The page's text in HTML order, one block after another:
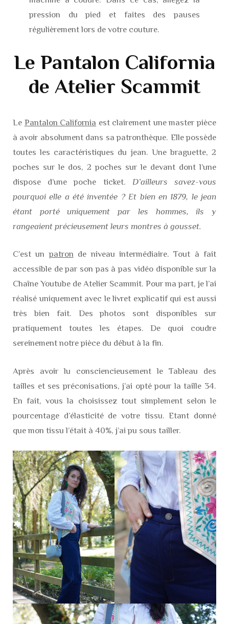
pression du pied et faites des pauses
régulièrement lors de votre couture.
Le Pantalon California
de Atelier Scammit
Le Pantalon California est clairement une master pièce
à avoir absolument dans sa patronthèque. Elle possède
toutes les caractéristiques du jean. Une braguette, 2
poches sur le dos, 2 poches sur le devant dont l’une
dispose d’une poche ticket. D’ailleurs savez-vous
pourquoi elle a été inventée ? Et bien en 1879, le jean
étant porté uniquement par les hommes, ils y
rangeaient précieusement leurs montres à gousset.
C’est unpatron de niveau intermédiaire. Tout à fait
accessible de par son pas à pas vidéo disponible sur la
Chaîne Youtube de Atelier Scammit. Pour ma part, je l’ai
réalisé uniquement avec le livret explicatif qui est aussi
très bien fait. Des photos sont disponibles sur
pratiquement toutes les étapes. De quoi coudre
sereinement notre pièce du début à la fin.
Après avoir lu consciencieusement le Tableau des
tailles et ses préconisations, j’ai opté pour la taille 34.
En fait, vous la choisissez tout simplement selon le
pourcentage d’élasticité de votre tissu. Etant donné
que mon tissu l’était à 40%, j’ai pu sous tailler.